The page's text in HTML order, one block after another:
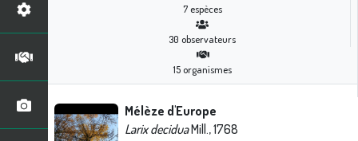
7espèces
30 observateurs
15organismes
Mélèze d'Europe
Larix deciduaMill., 1768